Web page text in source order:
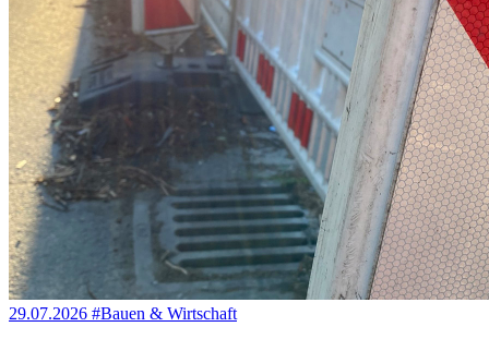
29.07.2026 #Bauen & Wirtschaft